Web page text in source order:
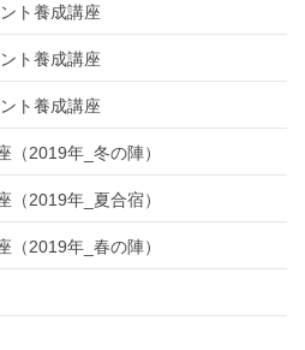
ト養成講座
ト養成講座
ト養成講座
（2019年_冬の陣）
（2019年_夏合宿）
（2019年_春の陣）